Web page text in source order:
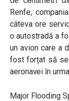
Renfe,
câteva ore
o autostradă a
un avion care a
fost forțat să se
aeronavei în
Major Flooding